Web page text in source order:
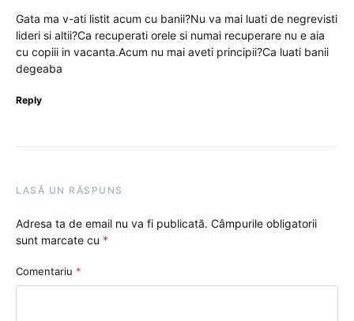
Gata ma v-ati listit acum cu banii?Nu va mai luati de negrevisti
lideri si altii?Ca recuperati orele si numai recuperare nu e aia
cu copiii in vacanta.Acum nu mai aveti principii?Ca luati banii
degeaba
Reply
LASĂ UN RĂSPUNS
Adresa ta de email nu va fi publicată. Câmpurile obligatorii
sunt marcate cu *
Comentariu *